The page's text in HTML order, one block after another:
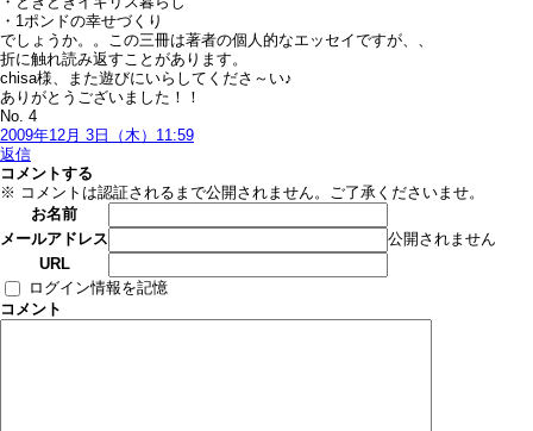
・1ポンドの幸せづくり
でしょうか。。この三冊は著者の個人的なエッセイですが、、
折に触れ読み返すことがあります。
chisa様、また遊びにいらしてくださ～い♪
ありがとうございました！！
No. 4
2009年12月 3日（木）11:59
返信
コメントする
※ コメントは認証されるまで公開されません。ご了承くださいませ。
お名前
メールアドレス
公開されません
URL
ログイン情報を記憶
コメント